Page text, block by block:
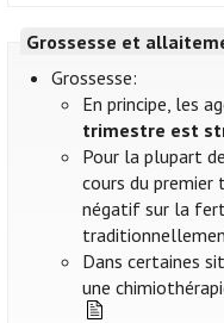
Grossesse et
Grossesse:
En principe, les
trimestre est
Pour la plupart
cours du
négatif sur la
Dans certaines
une